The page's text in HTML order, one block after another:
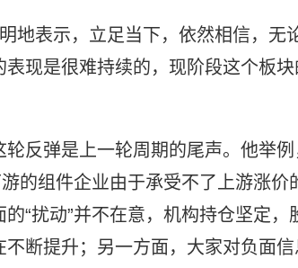
地表示，立足当下，依然相信，无
现是很难持续的，现阶段这个板块
反弹是上一轮周期的尾声。他举例
的组件企业由于承受不了上游涨价
“扰动”并不在意，机构持仓坚定，
断提升；另一方面，大家对负面信